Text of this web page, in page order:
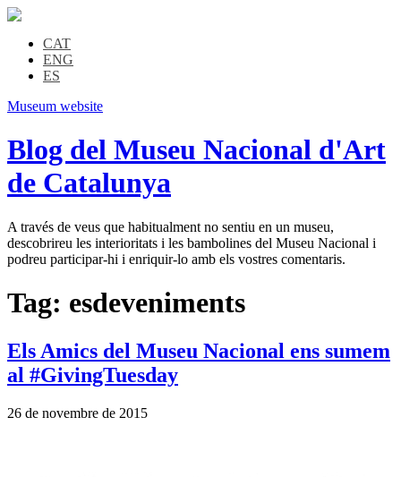
CAT
ENG
ES
Museum website
Blog del Museu Nacional d'Art
de Catalunya
A través de veus que habitualment no sentiu en un museu,
descobrireu les interioritats i les bambolines del Museu Nacional i
podreu participar-hi i enriquir-lo amb els vostres comentaris.
Tag: esdeveniments
Els Amics del Museu Nacional ens sumem
al #GivingTuesday
26 de novembre de 2015